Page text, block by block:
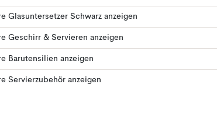
Glasuntersetzer Schwarz anzeigen
Geschirr & Servieren anzeigen
Barutensilien anzeigen
Servierzubehör anzeigen